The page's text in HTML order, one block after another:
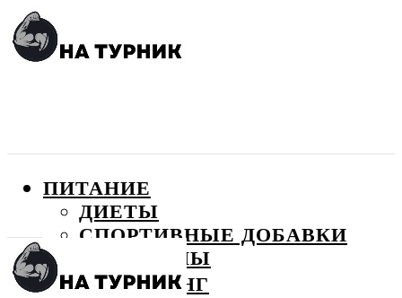
ПИТАНИЕ
ДИЕТЫ
СПОРТИВНЫЕ ДОБАВКИ
ВИТАМИНЫ
БОДИБИЛДИНГ